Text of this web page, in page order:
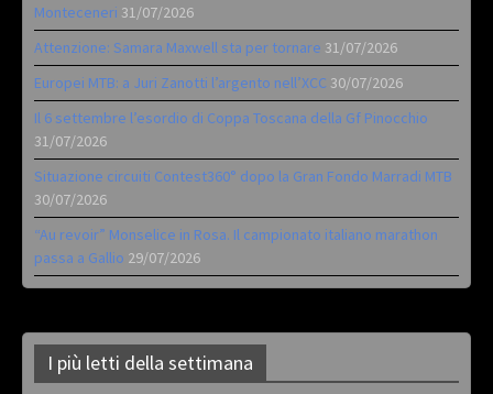
Monteceneri 31/07/2026
Attenzione: Samara Maxwell sta per tornare 31/07/2026
Europei MTB: a Juri Zanotti l’argento nell’XCC 30/07/2026
Il 6 settembre l’esordio di Coppa Toscana della Gf Pinocchio
31/07/2026
Situazione circuiti Contest360° dopo la Gran Fondo Marradi MTB
30/07/2026
“Au revoir” Monselice in Rosa. Il campionato italiano marathon
passa a Gallio 29/07/2026
I più letti della settimana